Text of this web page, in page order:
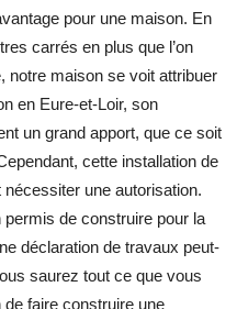
pour une maison. En
carrés en plus que l’on
notre maison se voit attribuer
en Eure-et-Loir, son
un grand apport, que ce soit
cette installation de
une autorisation.
de construire pour la
déclaration de travaux peut-
saurez tout ce que vous
de faire construire une